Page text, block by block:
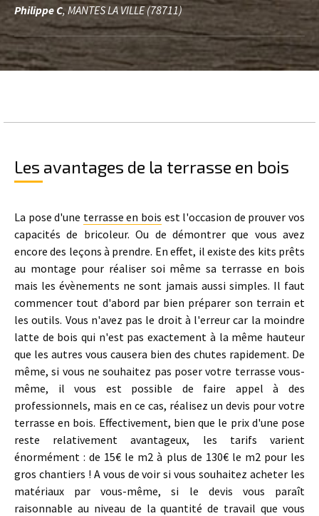
Philippe C, MANTES LA VILLE (78711)
Les avantages de la terrasse en bois
La pose d'une terrasse en bois est l'occasion de prouver vos
capacités de bricoleur. Ou de démontrer que vous avez
encore des leçons à prendre. En effet, il existe des kits prêts
au montage pour réaliser soi même sa terrasse en bois
mais les évènements ne sont jamais aussi simples. Il faut
commencer tout d'abord par bien préparer son terrain et
les outils. Vous n'avez pas le droit à l'erreur car la moindre
latte de bois qui n'est pas exactement à la même hauteur
que les autres vous causera bien des chutes rapidement. De
même, si vous ne souhaitez pas poser votre terrasse vous-
même, il vous est possible de faire appel à des
professionnels, mais en ce cas, réalisez un devis pour votre
terrasse en bois. Effectivement, bien que le prix d'une pose
reste relativement avantageux, les tarifs varient
énormément : de 15€ le m2 à plus de 130€ le m2 pour les
gros chantiers ! A vous de voir si vous souhaitez acheter les
matériaux par vous-même, si le devis vous paraît
raisonnable au niveau de la quantité de travail que vous